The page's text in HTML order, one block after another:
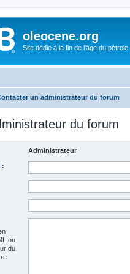
oleocene.org
Site dédié à la fin de l'âge du pétrole
un administrateur du forum
du forum
Administrateur
:
ou
du